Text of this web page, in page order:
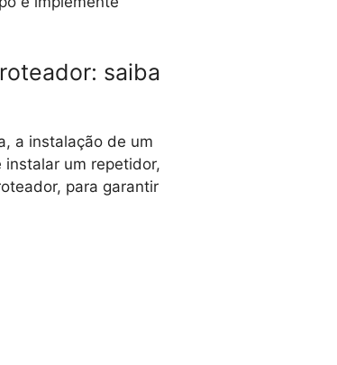
saiba
a instalação de um
um repetidor,
para garantir